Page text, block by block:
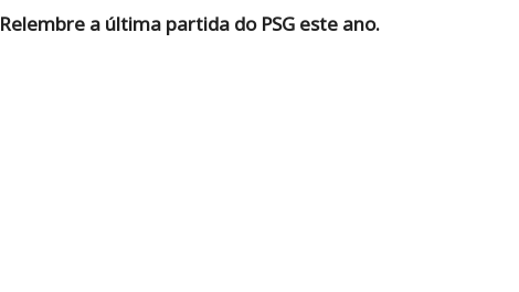
Relembre a última partida do PSG este ano.